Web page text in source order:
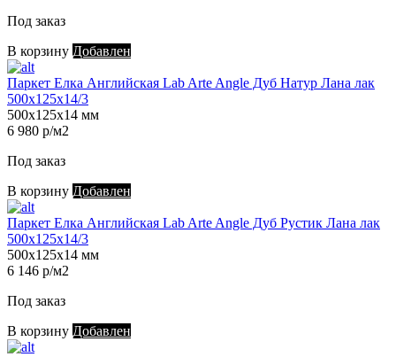
Под заказ
В корзину Добавлен
Паркет Елка Английская Lab Arte Angle Дуб Натур Лана лак
500х125х14/3
500х125х14 мм
6 980 р/м2
Под заказ
В корзину Добавлен
Паркет Елка Английская Lab Arte Angle Дуб Рустик Лана лак
500х125х14/3
500х125х14 мм
6 146 р/м2
Под заказ
В корзину Добавлен